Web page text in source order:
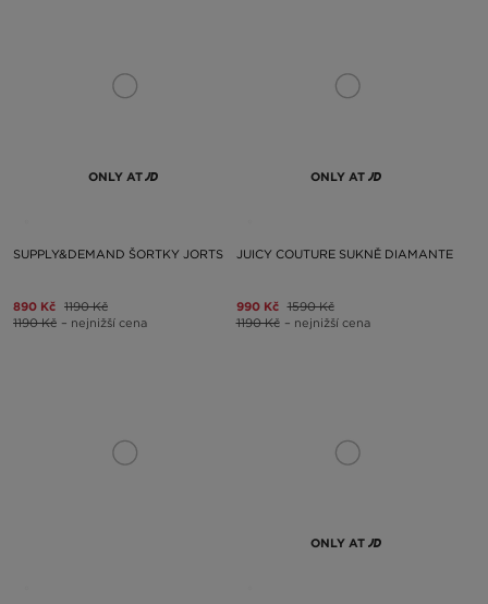
ONLY AT
SUPPLY&DEMAND ŠORTKY JORTS
890 Kč 1190 Kč
1190 Kč – nejnižší cena
ONLY AT
JUICY COUTURE SUKNĚ DIAMANTE
990 Kč 1590 Kč
1190 Kč – nejnižší cena
ONLY AT